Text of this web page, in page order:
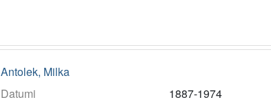
Antolek, Milka
Datumi
1887-1974